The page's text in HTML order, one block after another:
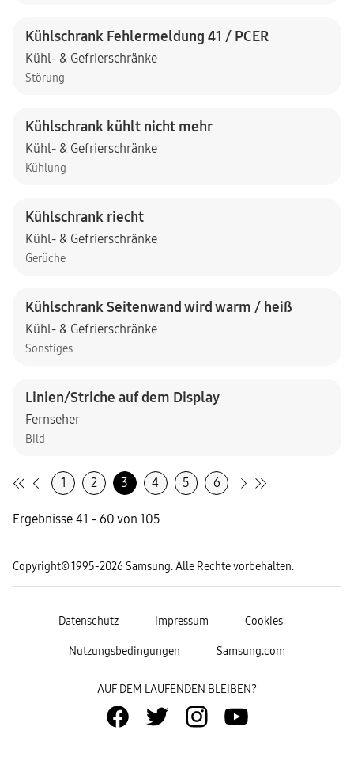
Kühlschrank Fehlermeldung 41 / PCER
Kühl- & Gefrierschränke
Störung
Kühlschrank kühlt nicht mehr
Kühl- & Gefrierschränke
Kühlung
Kühlschrank riecht
Kühl- & Gefrierschränke
Gerüche
Kühlschrank Seitenwand wird warm / heiß
Kühl- & Gefrierschränke
Sonstiges
Linien/Striche auf dem Display
Fernseher
Bild
1 2 3 4 5 6
Ergebnisse 41 - 60 von 105
Copyright© 1995-2026 Samsung. Alle Rechte vorbehalten.
Datenschutz Impressum Cookies
Nutzungsbedingungen Samsung.com
AUF DEM LAUFENDEN BLEIBEN?